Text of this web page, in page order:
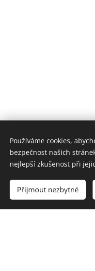
Používáme cookies,
bezpečnost našich
nejlepší zkušenost při
Přijmout nezbytné